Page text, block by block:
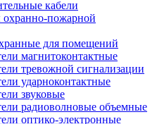
кабели
охранно-пожарной
для помещений
магнитоконтактные
тревожной сигнализации
ударноконтактные
звуковые
радиоволновые объемные
оптико-электронные